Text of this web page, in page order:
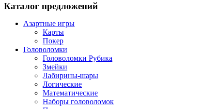
Каталог предложений
Азартные игры
Карты
Покер
Головоломки
Головоломки Рубика
Змейки
Лабирины-шары
Логические
Математические
Наборы головоломок